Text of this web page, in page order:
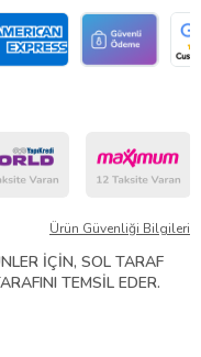
Ürün Güvenliği Bilgileri
İÇİN, SOL TARAF
TEMSİL EDER.